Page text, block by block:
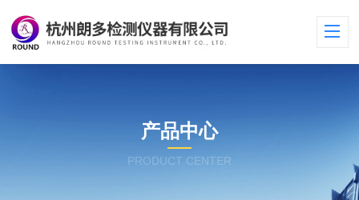
产品中心
PRODUCT CENTER